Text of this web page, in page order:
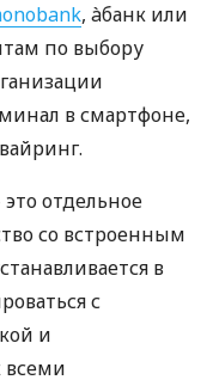
, àбанк или
по выбору
в смартфоне,
отдельное
со встроенным
в
с
и
всеми